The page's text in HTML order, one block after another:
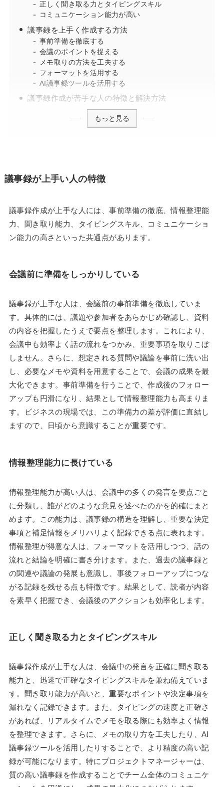
正しく聞き取る力とタイピングスキル
コミュニケーション能力が高い
議事録を上手く作成する方法
事前準備を徹底する
会議のポイントを捉える
メモ取りの方法を工夫する
フォーマットを活用する
AI議事録ツールを活用する
議事録作成が苦手な人の特徴と解決方法
もっと見る
議事録が上手い人の特徴
議事録作成が上手な人には、事前準備の徹底、情報整理能
力、聞き取り能力、タイピングスキル、コミュニケーショ
ン能力の高さといった共通点があります。
会議前に準備をしっかりしている
議事録が上手な人は、会議前の事前準備を徹底していま
す。具体的には、議題や参加者をあらかじめ確認し、資料
の内容を把握したうえで要点を整理します。これにより、
会議中も効率よく話の流れをつかみ、重要事項を取りこぼ
しません。さらに、想定される質問や議論を事前に洗い出
し、必要なメモや資料を用意することで、会議の成果を最
大化できます。事前準備を行うことで、作成後のフォロー
アップも円滑になり、結果として情報整理能力も高まりま
す。ビジネスの現場では、この準備力の差が評価に直結し
ますので、日頃から意識することが重要です。
情報整理能力に長けている
情報整理能力が高い人は、会議中の多くの発言を要点ごと
に分類し、誰がどのような意見を述べたのかを的確にまと
めます。この能力は、議事録の構造を理解し、重要な決定
事項と補足情報をメリハリよく記録できる点に表れます。
情報整理が得意な人は、フォーマットを活用しつつ、話の
流れと結論を明確に書き分けます。また、過去の議事録と
の関連や議論の発展も意識し、事後フォローアップにつな
がる記録を残せる点も特徴です。結果として、読者が内容
を素早く把握でき、会議後のアクションも効率化します。
正しく聞き取る力とタイピングスキル
議事録作成が上手な人は、会議中の発言を正確に聞き取る
能力と、迅速で正確なタイピングスキルを兼ね備えていま
す。聞き取り能力が高いと、重要なポイントや決定事項を
漏れなく記録できます。また、タイピングの速度と正確さ
があれば、リアルタイムでメモを取る際にも効率よく情報
を整理できます。さらに、メモの取り方を工夫したり、AI
議事録ツールを活用したりすることで、より精度の高い記
録が可能になります。特にプロジェクトマネージャーは、
質の高い議事録を作成することでチーム全体のコミュニケ